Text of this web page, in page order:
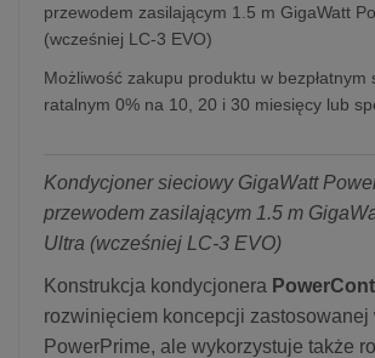
przewodem zasilającym 1.5 m GigaWatt
(wcześniej LC-3 EVO)
Możliwość zakupu produktu w bezpłatnym
ratalnym 0% na 10, 20 i 30 miesięcy lub
Kondycjoner sieciowy GigaWatt
przewodem zasilającym 1.5 m
Ultra (wcześniej LC-3 EVO)
Konstrukcja kondycjonera
rozwinięciem koncepcji zastosowanej
PowerPrime, ale wykorzystuje także